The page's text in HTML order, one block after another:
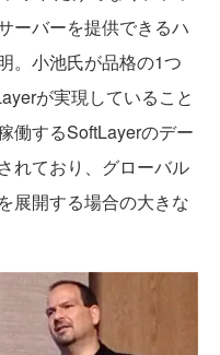
ーバーを提供できるハ
。小池氏が品格の1つ
が実現していること
働するSoftLayerのデー
れており、グローバル
展開する場合の大きな